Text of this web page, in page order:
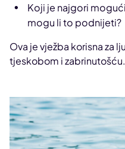
Koji je najgori
mogu li to podnijeti?
Ova je vježba korisna za
tjeskobom i zabrinutošću.